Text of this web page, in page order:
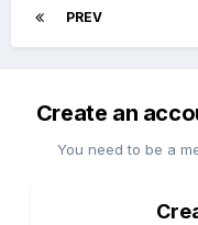
PREV
Create an
You need to be a